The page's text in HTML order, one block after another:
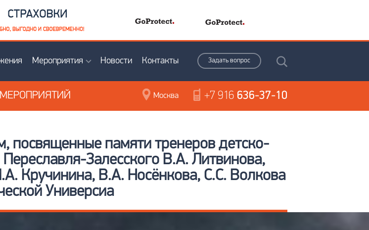
Задать вопрос
Мероприятия Новости Контакты
+7 916 636-37-10
Москва
посвященные памяти тренеров детско-
Залесского В.А. Литвинова,
Кручинина, В.А. Носёнкова, С.С. Волкова
Универсиа